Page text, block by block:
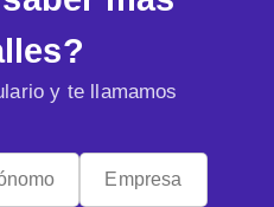
y te llamamos
Empresa